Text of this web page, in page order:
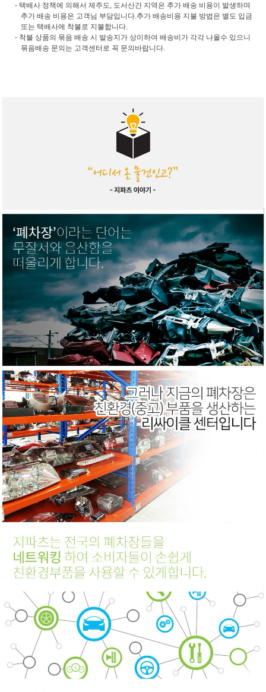
- 택배사 정책에 의해서 제주도, 도서산간 지역은 추가 배송 비용이 발생하며
추가 배송 비용은 고객님 부담입니다.추가 배송비용 지불 방법은 별도 입금
또는 택배사에 착불로 지불합니다.
- 착불 상품의 묶음 배송 시 발송지가 상이하여 배송비가 각각 나올수 있으니
묶음배송 문의는 고객센터로 꼭 문의바랍니다.